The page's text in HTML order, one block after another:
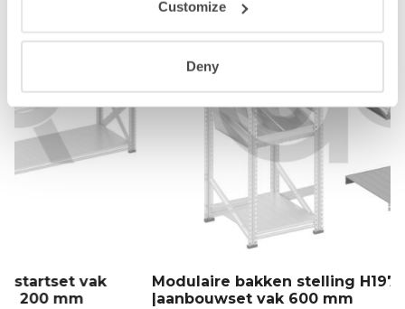
Customize
Deny
Modulaire bakken stelling H1972 x D400
|aanbouwset vak 600 mm